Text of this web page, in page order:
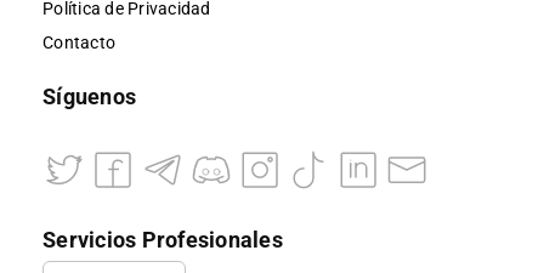
Política de Privacidad
Contacto
Síguenos
Servicios Profesionales